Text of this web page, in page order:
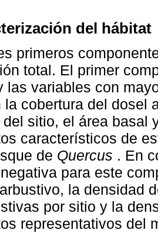
del hábitat
primeros
total. El primer
las variables con
la cobertura del dosel
del sitio, el área basal
característicos de
de Quercus . En
para este
la densidad
por sitio y la
representativos del